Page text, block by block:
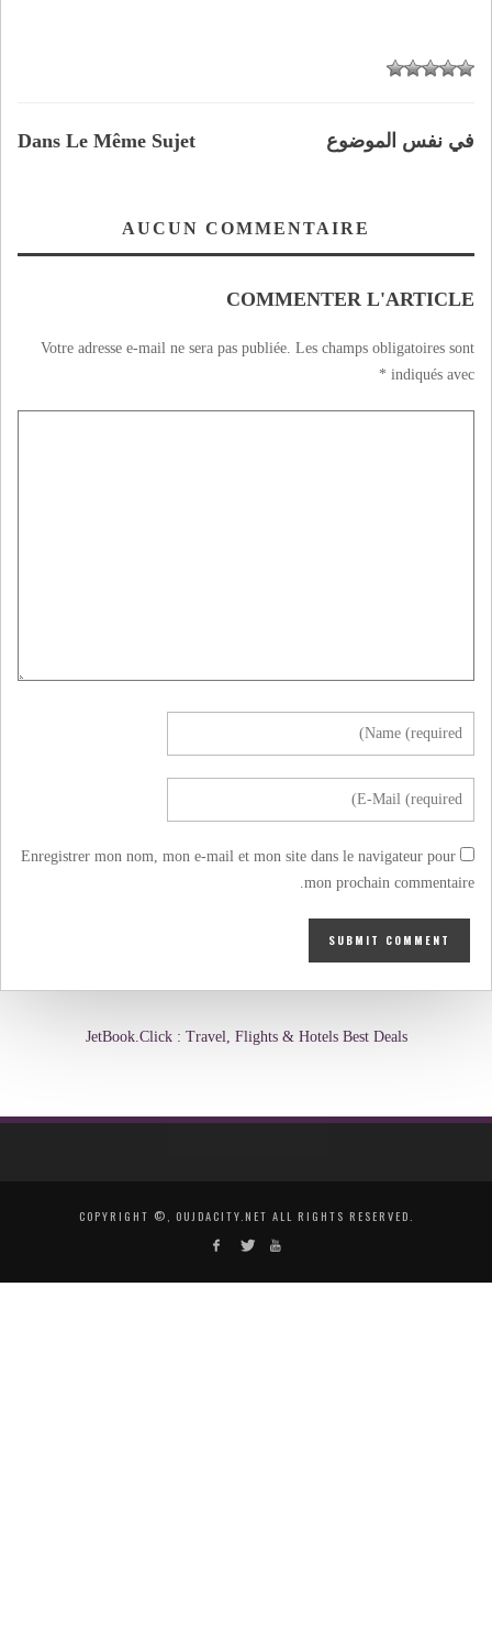
Dans Le Même Sujet في نفس الموضوع
AUCUN COMMENTAIRE
COMMENTER L'ARTICLE
Votre adresse e-mail ne sera pas publiée. Les champs obligatoires sont
indiqués avec
*
Enregistrer mon nom, mon e-mail et mon site dans le navigateur pour
mon prochain commentaire.
JetBook.Click : Travel, Flights & Hotels Best Deals
COPYRIGHT ©, OUJDACITY.NET ALL RIGHTS RESERVED.